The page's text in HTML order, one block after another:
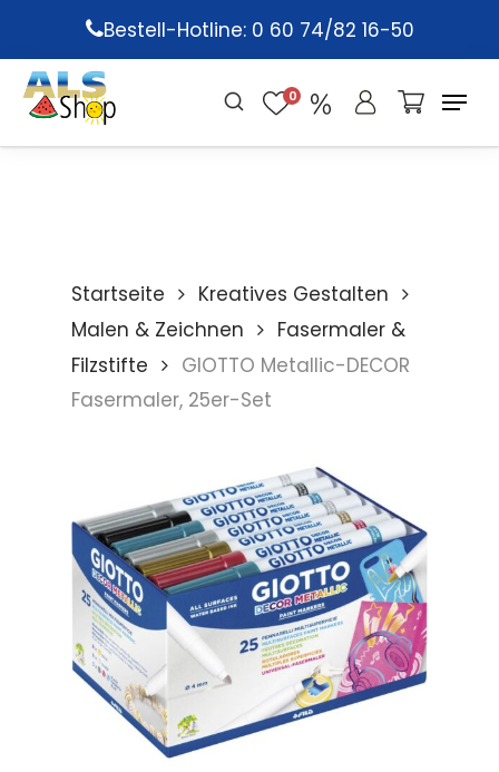
main
content
Bestell-Hotline: 0 60 74/82 16-50
0
Startseite
Kreatives Gestalten
Malen & Zeichnen
Fasermaler &
Filzstifte
GIOTTO Metallic-DECOR
Fasermaler, 25er-Set